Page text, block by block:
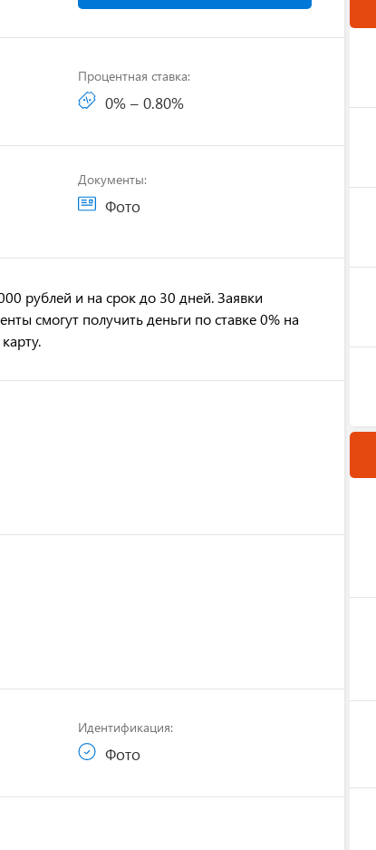
Процентная ставка:
0% – 0.80%
Документы:
Фото
рублей и на срок до 30 дней. Заявки
смогут получить деньги по ставке 0% на
Идентификация:
Фото